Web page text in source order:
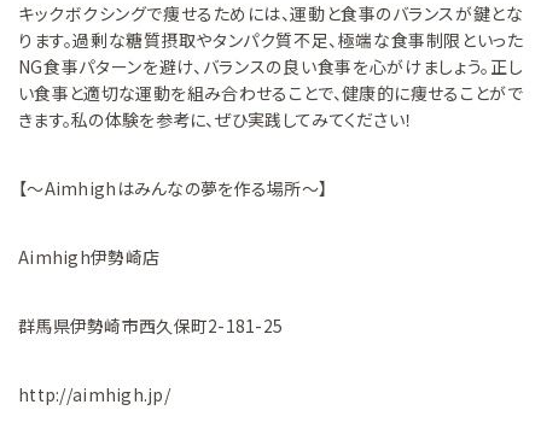
キックボクシングで痩せるためには、運動と食事のバランスが鍵とな
ります。過剰な糖質摂取やタンパク質不足、極端な食事制限といった
NG食事パターンを避け、バランスの良い食事を心がけましょう。正し
い食事と適切な運動を組み合わせることで、健康的に痩せることがで
きます。私の体験を参考に、ぜひ実践してみてください！
【〜Aimhighはみんなの夢を作る場所〜】
Aimhigh伊勢崎店
群馬県伊勢崎市西久保町2-181-25
http://aimhigh.jp/